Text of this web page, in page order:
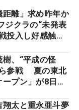
距離」求め昨年か
クラの“未発表
投入し好感触
】、“平成の怪
参戦 夏の東北
プン」が8日開
翔太と重永亜斗夢